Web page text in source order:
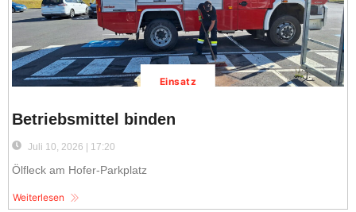
Einsatz
Betriebsmittel binden
Juli 10, 2026 | 17:20
Ölfleck am Hofer-Parkplatz
Weiterlesen